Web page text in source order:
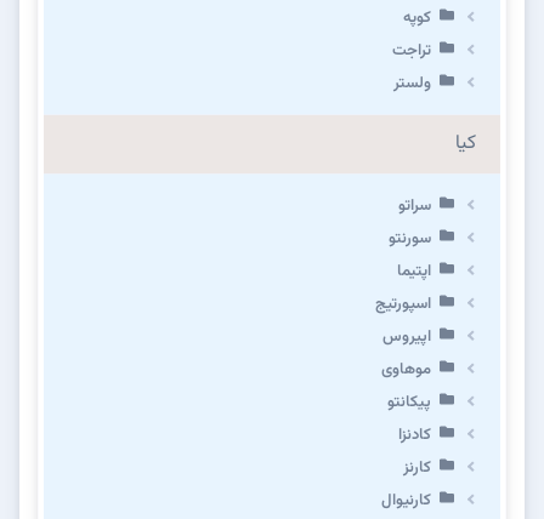
کوپه
تراجت
ولستر
کیا
سراتو
سورنتو
اپتیما
اسپورتیج
اپیروس
موهاوی
پیکانتو
کادنزا
کارنز
کارنیوال